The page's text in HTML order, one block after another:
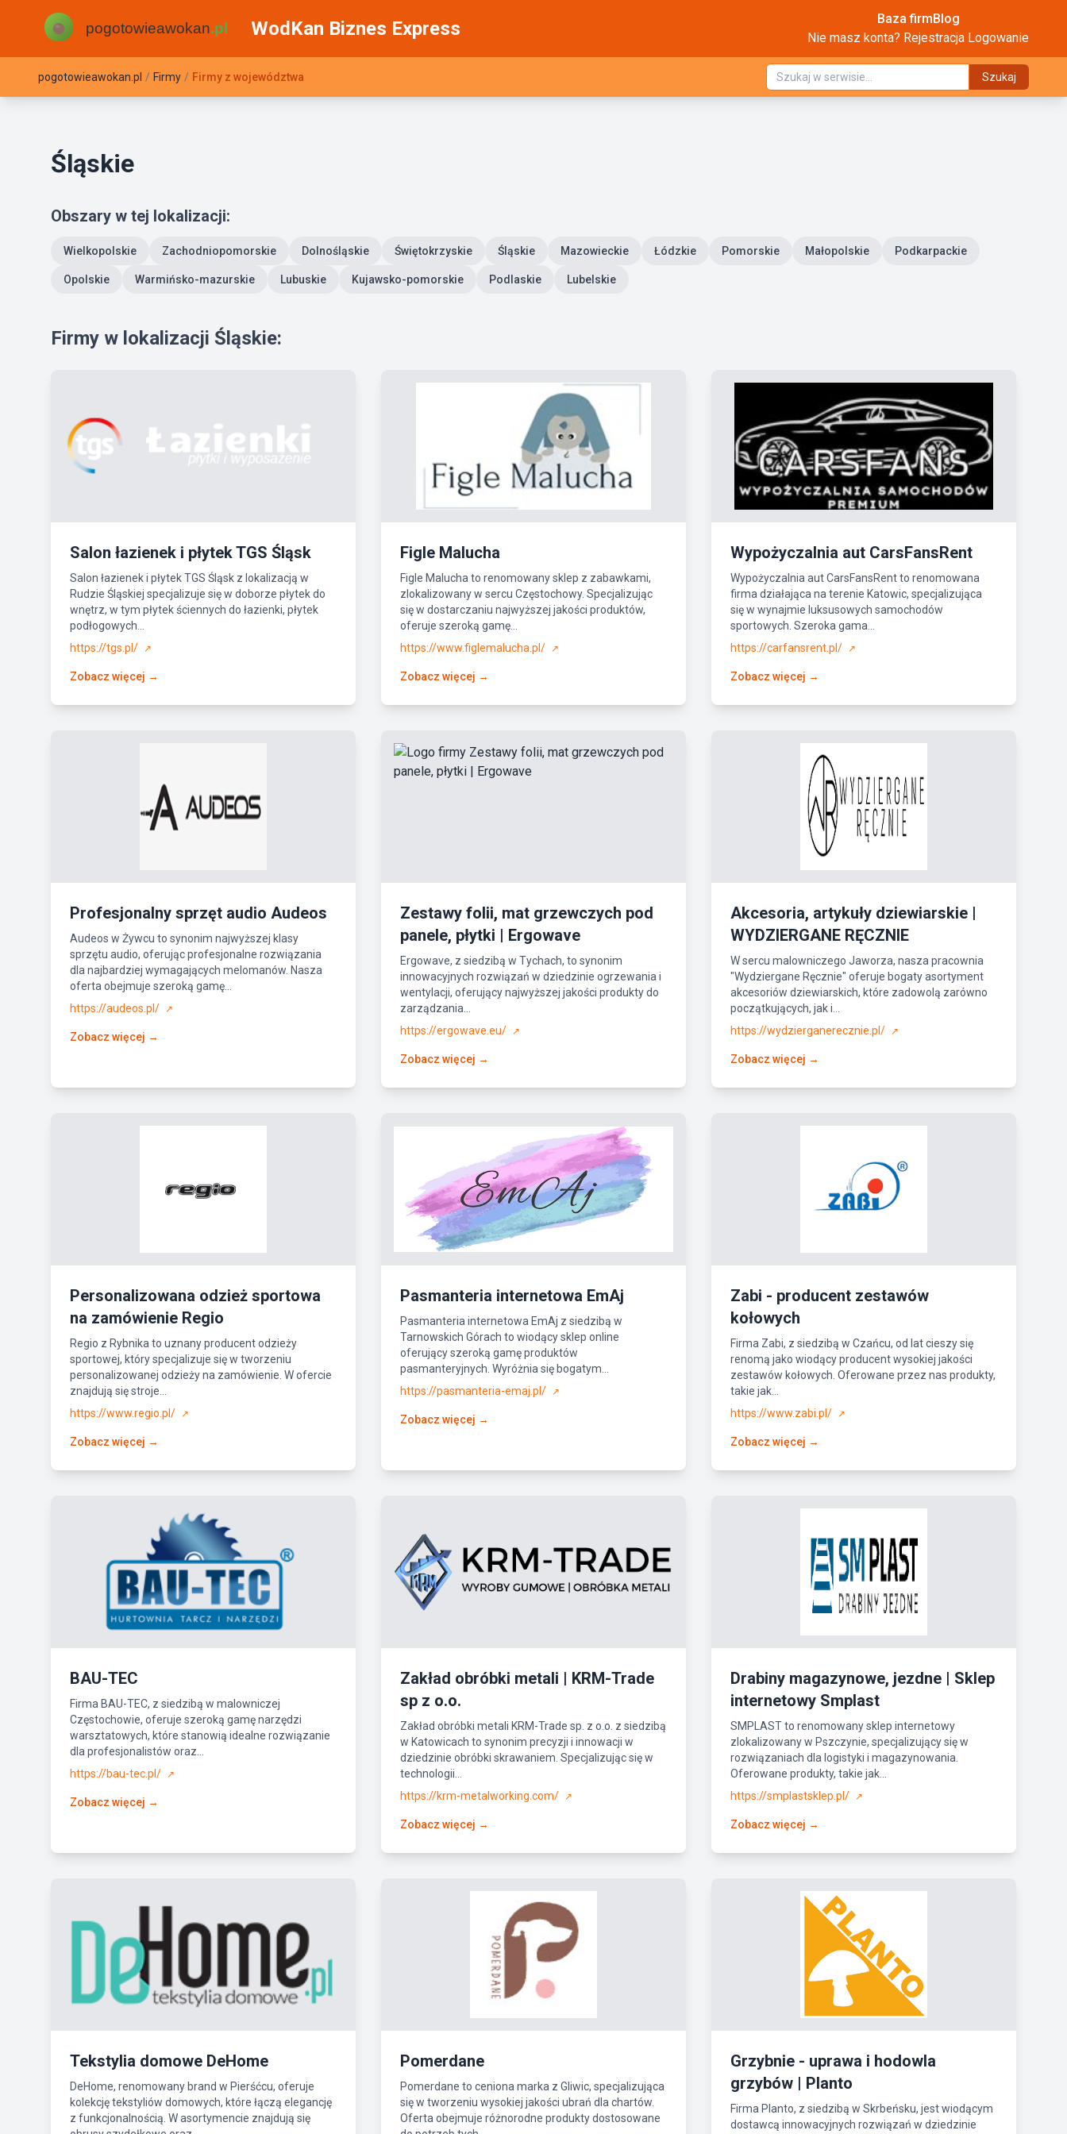
WodKan Biznes Express Baza firmBlog
Nie masz konta? Rejestracja Logowanie
pogotowieawokan.pl / Firmy / Firmy z województwa Szukaj
Śląskie
Obszary w tej lokalizacji:
Wielkopolskie Zachodniopomorskie Dolnośląskie Świętokrzyskie Śląskie Mazowieckie Łódzkie Pomorskie Małopolskie Podkarpackie
Opolskie Warmińsko-mazurskie Lubuskie Kujawsko-pomorskie Podlaskie Lubelskie
Firmy w lokalizacji Śląskie:
Salon łazienek i płytek TGS Śląsk
Salon łazienek i płytek TGS Śląsk z lokalizacją w
Rudzie Śląskiej specjalizuje się w doborze płytek do
wnętrz, w tym płytek ściennych do łazienki, płytek
podłogowych...
https://tgs.pl/
↗
Zobacz więcej →
Figle Malucha
Figle Malucha to renomowany sklep z zabawkami,
zlokalizowany w sercu Częstochowy. Specjalizując
się w dostarczaniu najwyższej jakości produktów,
oferuje szeroką gamę...
https://www.figlemalucha.pl/
↗
Zobacz więcej →
Wypożyczalnia aut CarsFansRent
Wypożyczalnia aut CarsFansRent to renomowana
firma działająca na terenie Katowic, specjalizująca
się w wynajmie luksusowych samochodów
sportowych. Szeroka gama...
https://carfansrent.pl/
↗
Zobacz więcej →
Profesjonalny sprzęt audio Audeos
Audeos w Żywcu to synonim najwyższej klasy
sprzętu audio, oferując profesjonalne rozwiązania
dla najbardziej wymagających melomanów. Nasza
oferta obejmuje szeroką gamę...
https://audeos.pl/
↗
Zobacz więcej →
Zestawy folii, mat grzewczych pod
panele, płytki | Ergowave
Ergowave, z siedzibą w Tychach, to synonim
innowacyjnych rozwiązań w dziedzinie ogrzewania i
wentylacji, oferujący najwyższej jakości produkty do
zarządzania...
https://ergowave.eu/
↗
Zobacz więcej →
Akcesoria, artykuły dziewiarskie |
WYDZIERGANE RĘCZNIE
W sercu malowniczego Jaworza, nasza pracownia
"Wydziergane Ręcznie" oferuje bogaty asortyment
akcesoriów dziewiarskich, które zadowolą zarówno
początkujących, jak i...
https://wydzierganerecznie.pl/
↗
Zobacz więcej →
Personalizowana odzież sportowa
na zamówienie Regio
Regio z Rybnika to uznany producent odzieży
sportowej, który specjalizuje się w tworzeniu
personalizowanej odzieży na zamówienie. W ofercie
znajdują się stroje...
https://www.regio.pl/
↗
Zobacz więcej →
Pasmanteria internetowa EmAj
Pasmanteria internetowa EmAj z siedzibą w
Tarnowskich Górach to wiodący sklep online
oferujący szeroką gamę produktów
pasmanteryjnych. Wyróżnia się bogatym...
https://pasmanteria-emaj.pl/
↗
Zobacz więcej →
Zabi - producent zestawów
kołowych
Firma Zabi, z siedzibą w Czańcu, od lat cieszy się
renomą jako wiodący producent wysokiej jakości
zestawów kołowych. Oferowane przez nas produkty,
takie jak...
https://www.zabi.pl/
↗
Zobacz więcej →
BAU-TEC
Firma BAU-TEC, z siedzibą w malowniczej
Częstochowie, oferuje szeroką gamę narzędzi
warsztatowych, które stanowią idealne rozwiązanie
dla profesjonalistów oraz...
https://bau-tec.pl/
↗
Zobacz więcej →
Zakład obróbki metali | KRM-Trade
sp z o.o.
Zakład obróbki metali KRM-Trade sp. z o.o. z siedzibą
w Katowicach to synonim precyzji i innowacji w
dziedzinie obróbki skrawaniem. Specjalizując się w
technologii...
https://krm-metalworking.com/
↗
Zobacz więcej →
Drabiny magazynowe, jezdne | Sklep
internetowy Smplast
SMPLAST to renomowany sklep internetowy
zlokalizowany w Pszczynie, specjalizujący się w
rozwiązaniach dla logistyki i magazynowania.
Oferowane produkty, takie jak...
https://smplastsklep.pl/
↗
Zobacz więcej →
Tekstylia domowe DeHome
DeHome, renomowany brand w Pierśćcu, oferuje
kolekcję tekstyliów domowych, które łączą elegancję
z funkcjonalnością. W asortymencie znajdują się
Pomerdane
Pomerdane to ceniona marka z Gliwic, specjalizująca
się w tworzeniu wysokiej jakości ubrań dla chartów.
Oferta obejmuje różnorodne produkty dostosowane
Grzybnie - uprawa i hodowla
grzybów | Planto
Firma Planto, z siedzibą w Skrbeńsku, jest wiodącym
dostawcą innowacyjnych rozwiązań w dziedzinie